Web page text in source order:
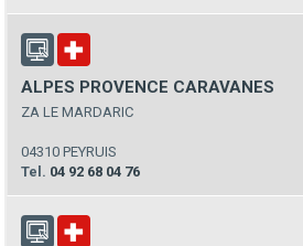
ALPES PROVENCE CARAVANES
ZA LE MARDARIC
04310 PEYRUIS
Tel. 04 92 68 04 76